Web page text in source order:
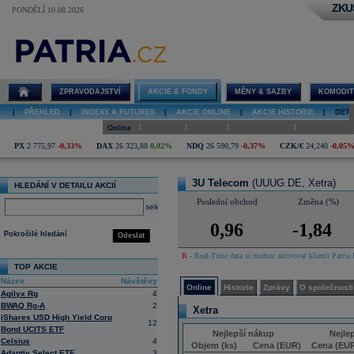
PONDĚLÍ 10.08.2026
3U Telecom
ZPRAVODAJSTVÍ AKCIE & FONDY MĚNY & SAZBY
PŘEHLED INDEXY A FUTURES AKCIE ONLINE AKCIE HISTORIE
Online
PX 2 775,97 -0,33% DAX 26 323,88 0,02% NDQ 26 590,79 -0,37% CZK/€ 24,240 -0,05%
HLEDÁNÍ V DETAILU AKCIÍ
select
Odeslat
Pokročilé hledání
TOP AKCIE
Název
Návštěvy
Agilyx Rg
4
BWAQ Rg-A
2
iShares USD High Yield Corp
Bond UCITS ETF
12
Celsius
4
3U Telecom (UUUG.DE, Xetra)
Poslední obchod Změna (%)
0,96 -1,84
R - Real-Time data si mohou aktivovat klienti
Online Historie Zprávy O společnosti
Xetra
Nejlepší nákup
Objem (ks)
Cena (EUR)
Cena